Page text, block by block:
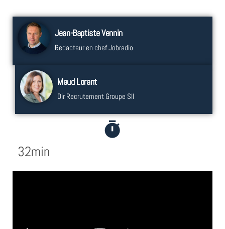
Jean-Baptiste Vennin
Redacteur en chef Jobradio
Maud Lorant
Dir Recrutement Groupe SII
32min